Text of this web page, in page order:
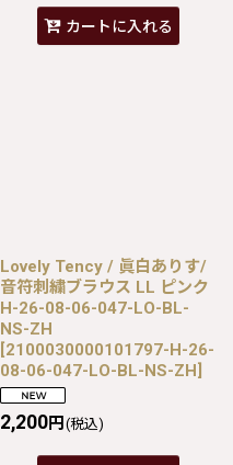
カートに入れる
Lovely Tency / 眞白ありす/
音符刺繍ブラウス LL ピンク
H-26-08-06-047-LO-BL-
NS-ZH
[2100030000101797-H-26-
08-06-047-LO-BL-NS-ZH]
2,200円 (税込)